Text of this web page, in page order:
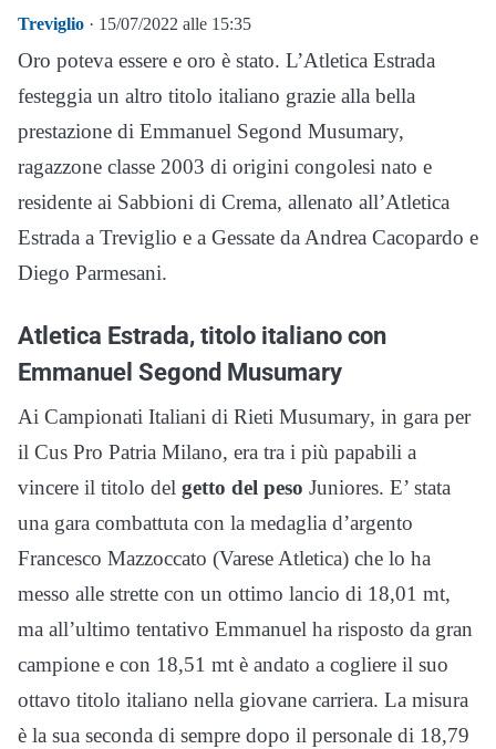
Treviglio · 15/07/2022 alle 15:35
Oro poteva essere e oro è stato. L’Atletica Estrada
festeggia un altro titolo italiano grazie alla bella
prestazione di Emmanuel Segond Musumary,
ragazzone classe 2003 di origini congolesi nato e
residente ai Sabbioni di Crema, allenato all’Atletica
Estrada a Treviglio e a Gessate da Andrea Cacopardo e
Diego Parmesani.
Atletica Estrada, titolo italiano con
Emmanuel Segond Musumary
Ai Campionati Italiani di Rieti Musumary, in gara per
il Cus Pro Patria Milano, era tra i più papabili a
vincere il titolo del getto del peso Juniores. E’ stata
una gara combattuta con la medaglia d’argento
Francesco Mazzoccato (Varese Atletica) che lo ha
messo alle strette con un ottimo lancio di 18,01 mt,
ma all’ultimo tentativo Emmanuel ha risposto da gran
campione e con 18,51 mt è andato a cogliere il suo
ottavo titolo italiano nella giovane carriera. La misura
è la sua seconda di sempre dopo il personale di 18,79